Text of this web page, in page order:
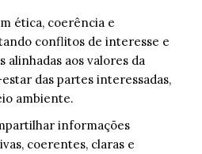
ética, coerência e
conflitos de interesse e
alinhadas aos valores da
das partes interessadas,
ambiente.
informações
coerentes, claras e